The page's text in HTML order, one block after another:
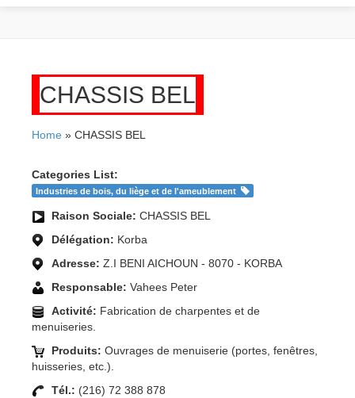
CHASSIS BEL
Home » CHASSIS BEL
Categories List:
Industries de bois, du liège et de l'ameublement
Raison Sociale: CHASSIS BEL
Délégation: Korba
Adresse: Z.I BENI AICHOUN - 8070 - KORBA
Responsable: Vahees Peter
Activité: Fabrication de charpentes et de
menuiseries.
Produits: Ouvrages de menuiserie (portes, fenêtres,
huisseries, etc.).
Tél.: (216) 72 388 878